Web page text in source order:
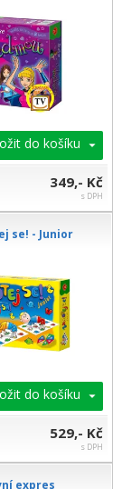
do košíku
349,- Kč
s DPH
se! - Junior
do košíku
529,- Kč
s DPH
expres